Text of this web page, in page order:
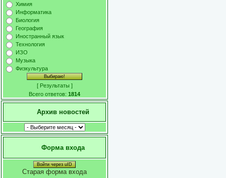
Химия
Информатика
Биология
География
Иностранный язык
Технология
ИЗО
Музыка
Физкультура
[ Результаты ]
Всего ответов: 1814
Архив новостей
Форма входа
Войти через uID
Старая форма входа